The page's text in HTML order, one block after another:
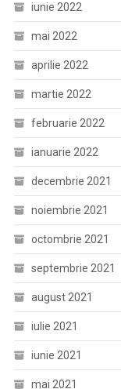
iunie 2022
mai 2022
aprilie 2022
martie 2022
februarie 2022
ianuarie 2022
decembrie 2021
noiembrie 2021
octombrie 2021
septembrie 2021
august 2021
iulie 2021
iunie 2021
mai 2021